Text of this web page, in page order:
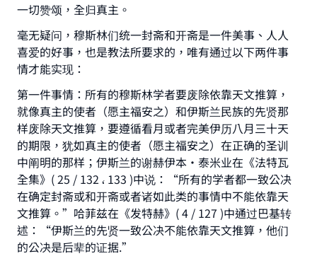
一切赞颂，全归真主。
毫无疑问，穆斯林们统一封斋和开斋是一件美事、人人
喜爱的好事，也是教法所要求的，唯有通过以下两件事
情才能实现：
第一件事情：所有的穆斯林学者要废除依靠天文推算，
就像真主的使者（愿主福安之）和伊斯兰民族的先贤那
样废除天文推算，要遵循看月或者完美伊历八月三十天
的期限，犹如真主的使者（愿主福安之）在正确的圣训
中阐明的那样；伊斯兰的谢赫伊本•泰米业在《法特瓦
全集》( 25 / 132 ، 133 )中说：“所有的学者都一致公决
在确定封斋或和开斋或者诸如此类的事情中不能依靠天
文推算。”哈菲兹在《发特赫》( 4 / 127 )中通过巴基转
述：“伊斯兰的先贤一致公决不能依靠天文推算，他们
的公决是后辈的证据.”